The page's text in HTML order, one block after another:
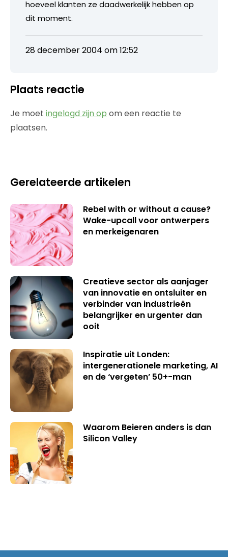
hoeveel klanten ze daadwerkelijk hebben op
dit moment.
28 december 2004 om 12:52
Plaats reactie
Je moet ingelogd zijn op om een reactie te
plaatsen.
Gerelateerde artikelen
Rebel with or without a cause?
Wake-upcall voor ontwerpers
en merkeigenaren
Creatieve sector als aanjager
van innovatie en ontsluiter en
verbinder van industrieën
belangrijker en urgenter dan
ooit
Inspiratie uit Londen:
intergenerationele marketing, AI
en de ‘vergeten’ 50+-man
Waarom Beieren anders is dan
Silicon Valley